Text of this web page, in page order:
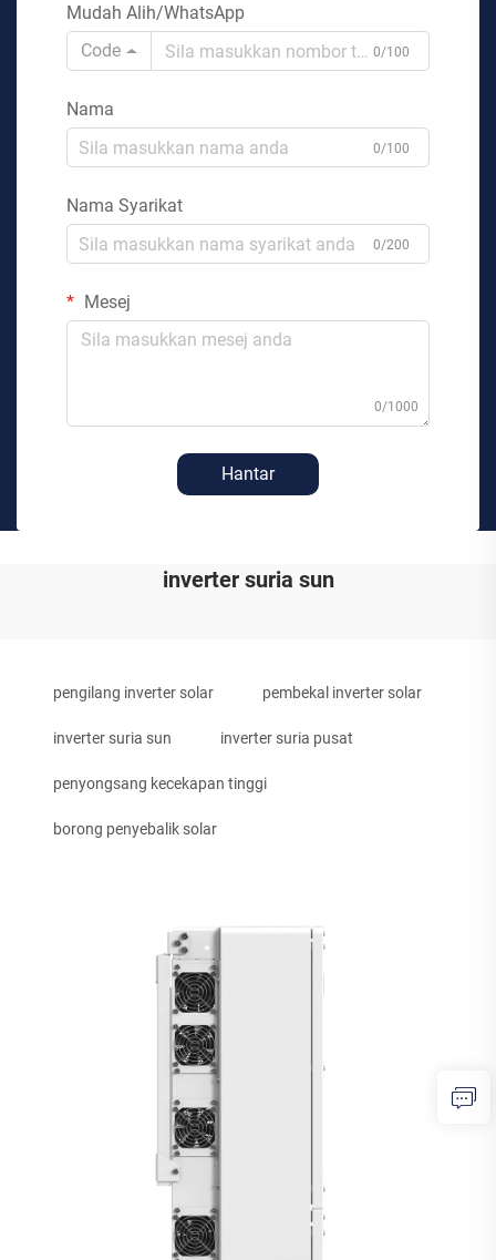
Mudah Alih/WhatsApp
Code
0/100
Nama
0/100
Nama Syarikat
0/200
Mesej
0/1000
Hantar
inverter suria sun
pengilang inverter solar pembekal inverter solar
inverter suria sun inverter suria pusat
penyongsang kecekapan tinggi
borong penyebalik solar